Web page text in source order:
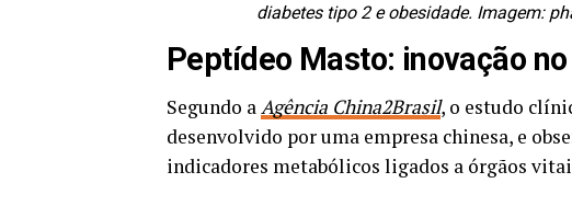
diabetes tipo 2 e obesidade. Imagem:
Peptídeo Masto: inovação
Segundo aAgência China2Brasil, o estudo
desenvolvido por uma empresa chinesa, e
indicadores metabólicos ligados a órgãos